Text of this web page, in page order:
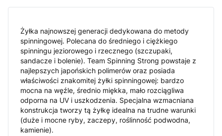
Żyłka najnowszej generacji dedykowana do metody
spinningowej. Polecana do średniego i ciężkiego
spinningu jeziorowego i rzecznego (szczupaki,
sandacze i bolenie). Team Spinning Strong powstaje z
najlepszych japońskich polimerów oraz posiada
właściwości znakomitej żyłki spinningowej: bardzo
mocna na węźle, średnio miękka, mało rozciągliwa
odporna na UV i uszkodzenia. Specjalna wzmacniana
konstrukcja tworzy tą żyłkę idealna na trudne warunki
(duże i mocne ryby, zaczepy, roślinność podwodna,
kamienie).